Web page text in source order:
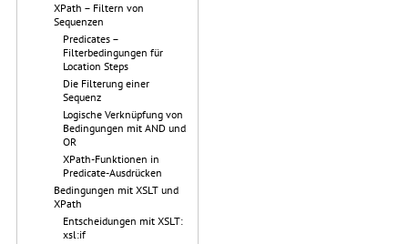
XPath – Filtern von
Sequenzen
Predicates –
Filterbedingungen für
Location Steps
Die Filterung einer
Sequenz
Logische Verknüpfung von
Bedingungen mit AND und
OR
XPath-Funktionen in
Predicate-Ausdrücken
Bedingungen mit XSLT und
XPath
Entscheidungen mit XSLT:
xsl:if